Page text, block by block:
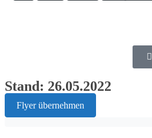
Stand: 26.05.2022
Flyer übernehmen